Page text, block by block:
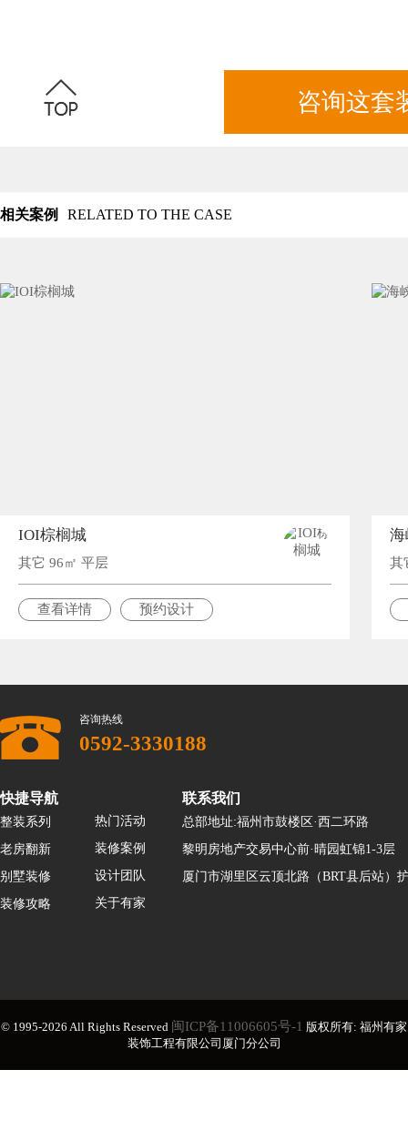
咨询这套
相关案例 RELATED TO THE CASE
IOI棕榈城
其它 96㎡ 平层
查看详情 预约设计
其
咨询热线
0592-3330188
快捷导航
整装系列
老房翻新
别墅装修
装修攻略
热门活动
装修案例
设计团队
关于有家
联系我们
总部地址:福州市鼓楼区·西二环路
黎明房地产交易中心前·晴园虹锦1-3层
厦门市湖里区云顶北路（BRT县后站）
© 1995-2026 All Rights Reserved 闽ICP备11006605号-1 版权所有: 福州有家
装饰工程有限公司厦门分公司